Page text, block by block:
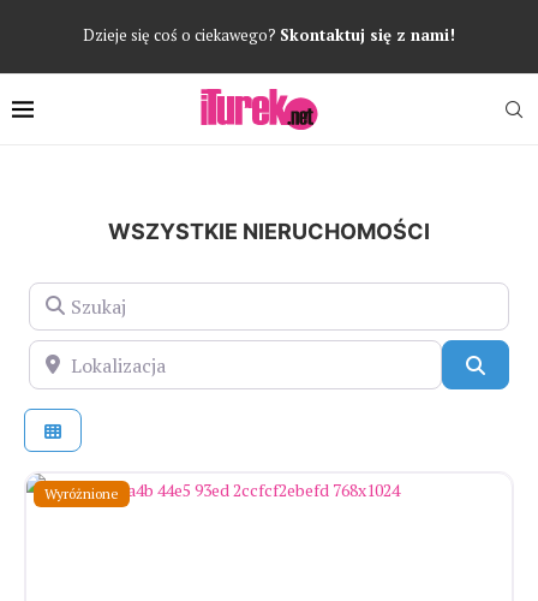
Dzieje się coś o ciekawego? Skontaktuj się z nami!
WSZYSTKIE NIERUCHOMOŚCI
Szukaj
Lokalizacja
Wyróżnione